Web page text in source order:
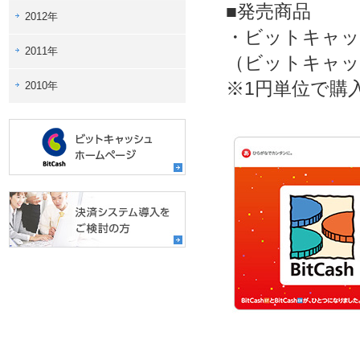
2012年
2011年
2010年
■発売商品
・ビットキャ
（ビットキャ
※1円単位で購